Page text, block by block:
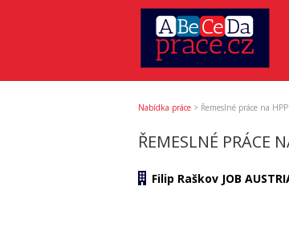
Nabídka práce > Řemeslné práce na
ŘEMESLNÉ PRÁCE
Filip Raškov JOB